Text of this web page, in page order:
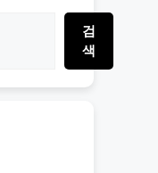
검
색